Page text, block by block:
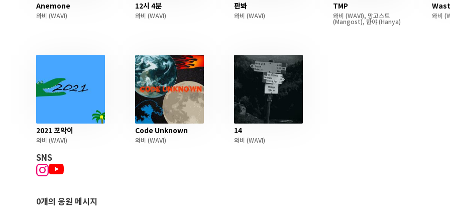
Anemone
와비 (WAVI)
12시 4분
와비 (WAVI)
판봐
와비 (WAVI)
TMP
와비 (WAVI), 망고스트
(Mangost),한야(Hanya)
와비
2021 꼬악이
와비 (WAVI)
Code Unknown
와비 (WAVI)
14
와비 (WAVI)
SNS
0개의 응원 메시지